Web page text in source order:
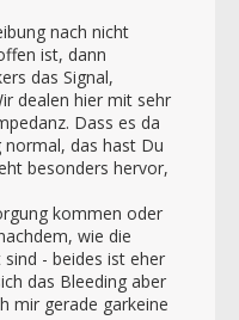
nach nicht
ist, dann
das Signal,
dealen hier mit sehr
Dass es da
das hast Du
besonders hervor,
kommen oder
wie die
- beides ist eher
das Bleeding aber
mir gerade garkeine